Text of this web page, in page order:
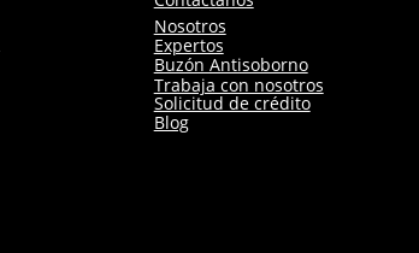
Nosotros
Expertos
Buzón Antisoborno
Trabaja con nosotros
Solicitud de crédito
Blog